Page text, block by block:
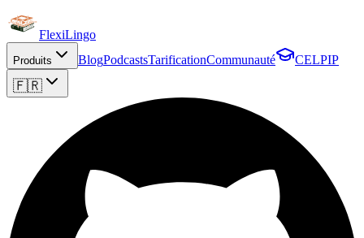
FlexiLingo
Produits BlogPodcastsTarificationCommunauté CELPIP
🇫🇷